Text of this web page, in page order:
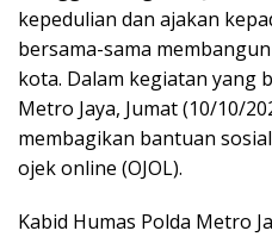
kepedulian dan ajakan
bersama-sama
kota. Dalam kegiatan yang
Metro Jaya, Jumat (10/10/
membagikan bantuan
ojek online (OJOL).
Kabid Humas Polda Metro